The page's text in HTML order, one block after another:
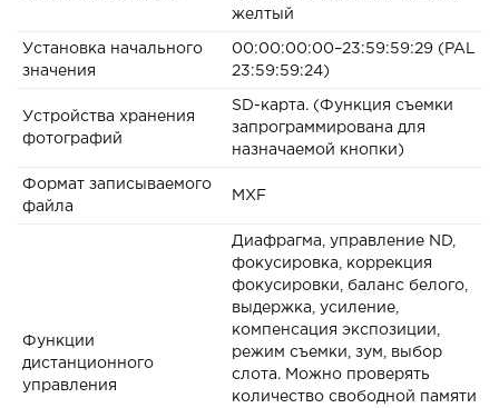
желтый
Установка начального
значения
00:00:00:00–23:59:59:29 (PAL
23:59:59:24)
Устройства хранения
фотографий
SD-карта. (Функция съемки
запрограммирована для
назначаемой кнопки)
Формат записываемого
файла
MXF
Функции
дистанционного
управления
Диафрагма, управление ND,
фокусировка, коррекция
фокусировки, баланс белого,
выдержка, усиление,
компенсация экспозиции,
режим съемки, зум, выбор
слота. Можно проверять
количество свободной памяти